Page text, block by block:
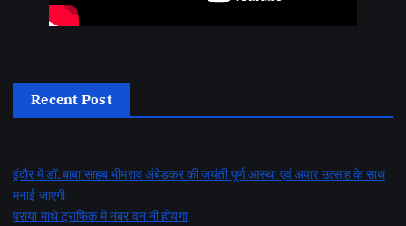
Recent Post
इंदौर में डॉ. बाबा साहब भीमराव अंबेडकर की जयंती पूर्ण आस्था एवं अपार उत्साह के साथ
मनाई जाएगी
पराया माथे ट्राफिक में नंबर वन नी होंयगा